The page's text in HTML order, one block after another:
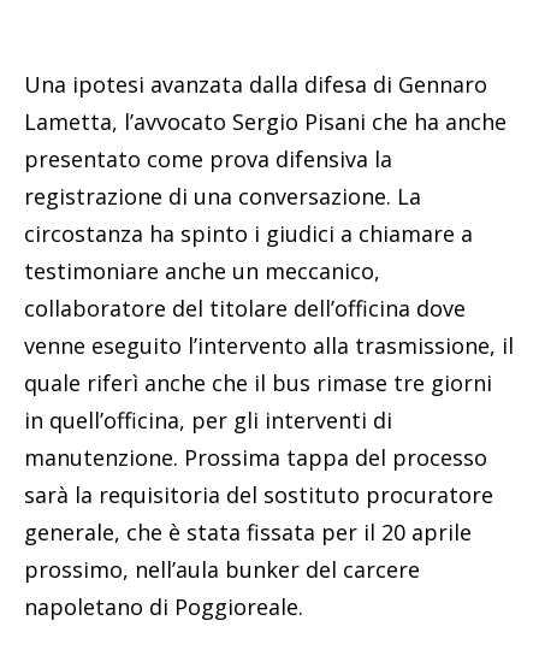
Una ipotesi avanzata dalla difesa di Gennaro
Lametta, l’avvocato Sergio Pisani che ha anche
presentato come prova difensiva la
registrazione di una conversazione. La
circostanza ha spinto i giudici a chiamare a
testimoniare anche un meccanico,
collaboratore del titolare dell’officina dove
venne eseguito l’intervento alla trasmissione, il
quale riferì anche che il bus rimase tre giorni
in quell’officina, per gli interventi di
manutenzione. Prossima tappa del processo
sarà la requisitoria del sostituto procuratore
generale, che è stata fissata per il 20 aprile
prossimo, nell’aula bunker del carcere
napoletano di Poggioreale.